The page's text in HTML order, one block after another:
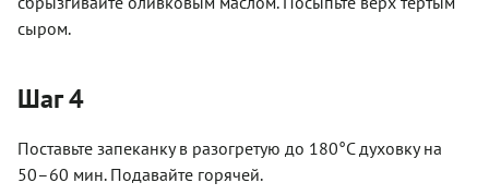
сыром.
Шаг 4
Поставьте запеканку в разогретую до 180°С духовку на
50–60 мин. По­давайте­ горячей.